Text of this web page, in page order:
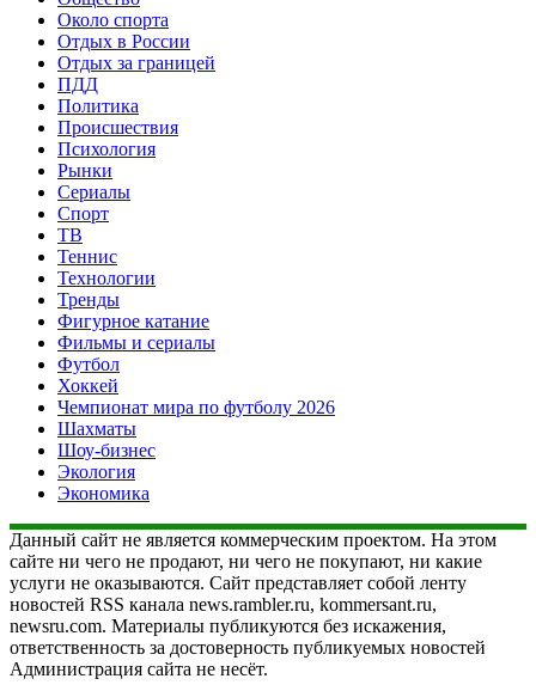
Около спорта
Отдых в России
Отдых за границей
ПДД
Политика
Происшествия
Психология
Рынки
Сериалы
Спорт
ТВ
Теннис
Технологии
Тренды
Фигурное катание
Фильмы и сериалы
Футбол
Хоккей
Чемпионат мира по футболу 2026
Шахматы
Шоу-бизнес
Экология
Экономика
Данный сайт не является коммерческим проектом. На этом
сайте ни чего не продают, ни чего не покупают, ни какие
услуги не оказываются. Сайт представляет собой ленту
новостей RSS канала news.rambler.ru, kommersant.ru,
newsru.com. Материалы публикуются без искажения,
ответственность за достоверность публикуемых новостей
Администрация сайта не несёт.